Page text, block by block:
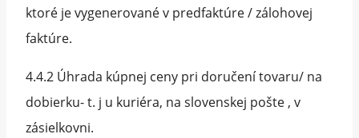
ktoré je vygenerované v predfaktúre / zálohovej
faktúre.
4.4.2 Úhrada kúpnej ceny pri doručení tovaru/ na
dobierku- t. j u kuriéra, na slovenskej pošte , v
zásielkovni.